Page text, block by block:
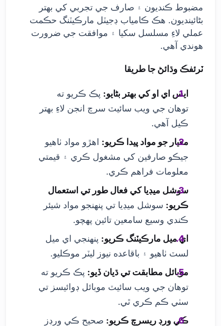
مضبوط ڪنديون ۽ صارف جي تجربي کي بهتر
بڻائينديون. هڪ ڪامياب ڊجيٽل مارڪيٽنگ حڪمت
عملي لاءِ مسلسل سکيا ۽ موافقت جي ضرورت
هوندي آهي.
ٽرئفڪ وڌائڻ جا طريقا
ايس اي او کي بهتر بڻايو: پڪ ڪريو ته
توهان جي ويب سائيٽ سرچ انجن لاءِ بهتر
ڪيل آهي.
معيار جو مواد پيدا ڪريو: اهڙو مواد ٺاهيو
جيڪو صارفين کي مشغول ڪري ۽ قيمتي
معلومات فراهم ڪري.
سوشل ميڊيا کي فعال طور تي استعمال
ڪريو: سوشل ميڊيا تي پنهنجو مواد شيئر
ڪندي وسيع سامعين تائين پهچو.
اي ميل مارڪيٽنگ ڪريو: پنهنجي اي ميل
لسٽ ٺاهيو ۽ باقاعده نيوز ليٽر موڪليو.
موبائل مطابقت تي ڌيان ڏيو: پڪ ڪريو ته
توهان جي ويب سائيٽ موبائل ڊوائيسز تي
سٺي ڪم ڪري ٿي.
ڪي ورڊ ريسرچ ڪريو: صحيح ڪي ورڊز